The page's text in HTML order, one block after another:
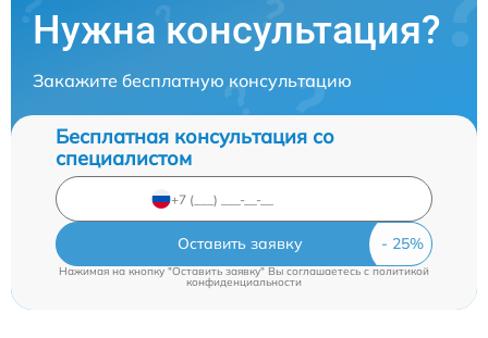
Нужна консультация?
Закажите бесплатную консультацию
Бесплатная консультация со
специалистом
Оставить заявку
Нажимая на кнопку "Оставить заявку" Вы соглашаетесь c политикой
конфиденциальности